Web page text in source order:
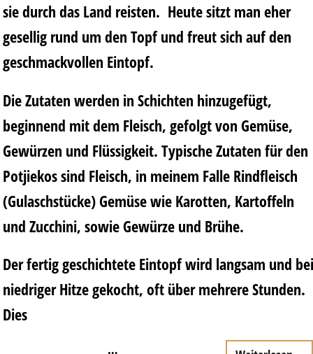
sie durch das Land reisten. Heute sitzt man eher
gesellig rund um den Topf und freut sich auf den
geschmackvollen Eintopf.
Die Zutaten werden in Schichten hinzugefügt,
beginnend mit dem Fleisch, gefolgt von Gemüse,
Gewürzen und Flüssigkeit. Typische Zutaten für den
Potjiekos sind Fleisch, in meinem Falle Rindfleisch
(Gulaschstücke) Gemüse wie Karotten, Kartoffeln
und Zucchini, sowie Gewürze und Brühe.
Der fertig geschichtete Eintopf wird langsam und bei
niedriger Hitze gekocht, oft über mehrere Stunden.
Dies
…